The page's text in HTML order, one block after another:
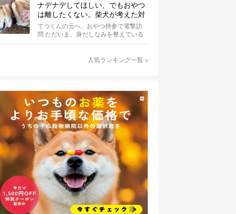
ナデナデしてほしい、でもおやつ
は離したくない。柴犬が考えた対
応策が、欲しがりさんすぎて笑え
る【動画】
てつくんの元へ、おやつ持参で電撃訪
問 ただいま、身だしなみを整えている
最中の柴犬てつくん。 そこへ、オーナ
人気ランキング一覧